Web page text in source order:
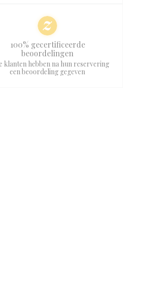
100% gecertificeerde
beoordelingen
klanten hebben na hun reservering
een beoordeling gegeven